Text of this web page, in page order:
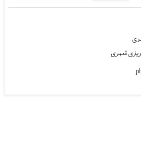
ریزی شهری